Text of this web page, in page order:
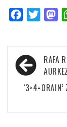
FacebookTwitter
zehar
nabigatu
RAFA